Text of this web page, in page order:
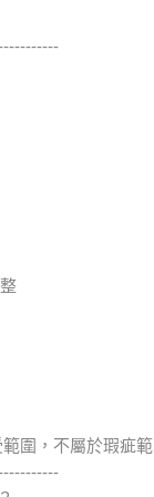
圍，不屬於瑕疵